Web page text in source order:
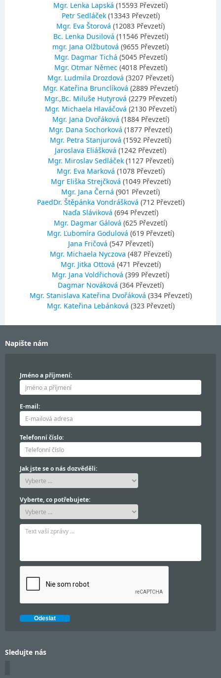
Mgr. Lenka Lapská (15593 Převzetí)
Petr Sedláček (13343 Převzetí)
Mgr. Eva Štorová (12083 Převzetí)
Bc. Lenka Dusilová (11546 Převzetí)
mgr. Jana Olžbutová (9655 Převzetí)
Mgr. Dagmar Tichá (5045 Převzetí)
Mgr. Otmar Němec (4018 Převzetí)
Mgr. Ludmila Drozdová (3207 Převzetí)
Mgr. Kateřina Brunclíková (2889 Převzetí)
Mgr.,Bc. Miluše Hutyrová (2279 Převzetí)
Mgr. Michaela Hlaváčová (2130 Převzetí)
Mgr. Jana Dvořáková (1884 Převzetí)
Mgr. Dana Sochorková (1877 Převzetí)
Mgr. Petra Stanjurová (1592 Převzetí)
Jaroslava Eliášková (1242 Převzetí)
Mgr. Miroslav Sedláček (1127 Převzetí)
Mgr. Eva Marková (1078 Převzetí)
Mgr Eliška Strejčková (1049 Převzetí)
Mgr. Jana Černá (901 Převzetí)
PaedDr. Štěpánka Vondrášková (712 Převzetí)
Naďa Sláviková (694 Převzetí)
Mgr. Dagmar Gálová (625 Převzetí)
Mgr. Ľubomíra Godulová (619 Převzetí)
Jana Fričová (547 Převzetí)
Mgr. Michaela Nyczova (487 Převzetí)
Mgr. Jitka Ottová (471 Převzetí)
Mgr. Jana Voldřichová (399 Převzetí)
Dagmar Nováková (364 Převzetí)
Mgr. Stanislava Kateřina Dvořáková (334 Převzetí)
Mgr. Kateřina Lebánková (323 Převzetí)
Napište nám
Jméno a příjmení:
E-mail:
Telefonní číslo:
Jak jste se o nás dozvěděli:
Vyberte, co potřebujete:
Sledujte nás